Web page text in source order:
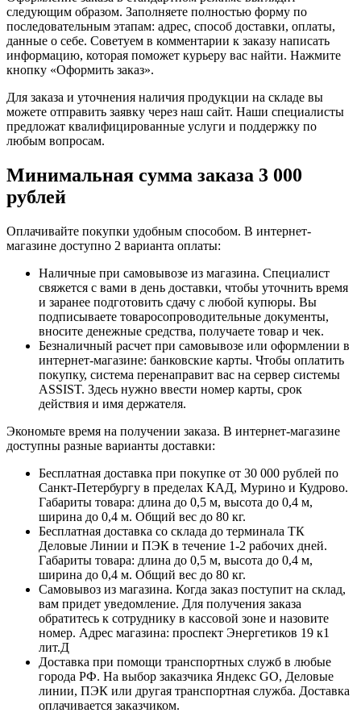
следующим образом. Заполняете полностью форму по
последовательным этапам: адрес, способ доставки, оплаты,
данные о себе. Советуем в комментарии к заказу написать
информацию, которая поможет курьеру вас найти. Нажмите
кнопку «Оформить заказ».
Для заказа и уточнения наличия продукции на складе вы
можете отправить заявку через наш сайт. Наши специалисты
предложат квалифицированные услуги и поддержку по
любым вопросам.
Минимальная сумма заказа 3 000
рублей
Оплачивайте покупки удобным способом. В интернет-
магазине доступно 2 варианта оплаты:
Наличные при самовывозе из магазина. Специалист
свяжется с вами в день доставки, чтобы уточнить время
и заранее подготовить сдачу с любой купюры. Вы
подписываете товаросопроводительные документы,
вносите денежные средства, получаете товар и чек.
Безналичный расчет при самовывозе или оформлении в
интернет-магазине: банковские карты. Чтобы оплатить
покупку, система перенаправит вас на сервер системы
ASSIST. Здесь нужно ввести номер карты, срок
действия и имя держателя.
Экономьте время на получении заказа. В интернет-магазине
доступны разные варианты доставки:
Бесплатная доставка при покупке от 30 000 рублей по
Санкт-Петербургу в пределах КАД, Мурино и Кудрово.
Габариты товара: длина до 0,5 м, высота до 0,4 м,
ширина до 0,4 м. Общий вес до 80 кг.
Бесплатная доставка со склада до терминала ТК
Деловые Линии и ПЭК в течение 1-2 рабочих дней.
Габариты товара: длина до 0,5 м, высота до 0,4 м,
ширина до 0,4 м. Общий вес до 80 кг.
Самовывоз из магазина. Когда заказ поступит на склад,
вам придет уведомление. Для получения заказа
обратитесь к сотруднику в кассовой зоне и назовите
номер. Адрес магазина: проспект Энергетиков 19 к1
лит.Д
Доставка при помощи транспортных служб в любые
города РФ. На выбор заказчика Яндекс GO, Деловые
линии, ПЭК или другая транспортная служба. Доставка
оплачивается заказчиком.